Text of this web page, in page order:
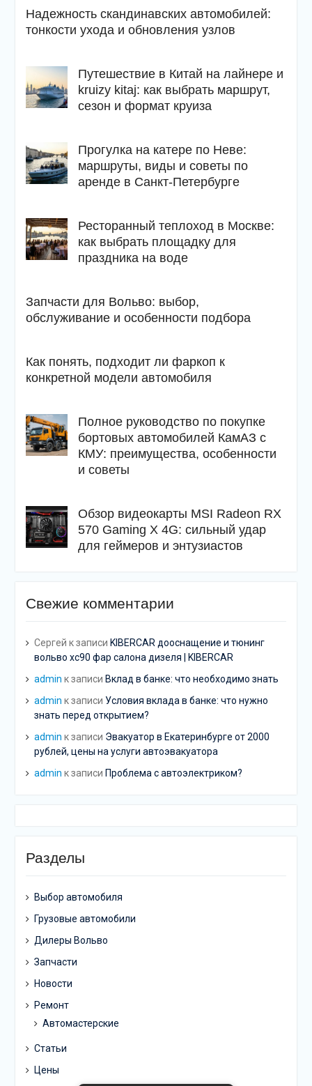
Надежность скандинавских автомобилей:
тонкости ухода и обновления узлов
Путешествие в Китай на лайнере и
kruizy kitaj: как выбрать маршрут,
сезон и формат круиза
Прогулка на катере по Неве:
маршруты, виды и советы по
аренде в Санкт-Петербурге
Ресторанный теплоход в Москве:
как выбрать площадку для
праздника на воде
Запчасти для Вольво: выбор,
обслуживание и особенности подбора
Как понять, подходит ли фаркоп к
конкретной модели автомобиля
Полное руководство по покупке
бортовых автомобилей КамАЗ с
КМУ: преимущества, особенности
и советы
Обзор видеокарты MSI Radeon RX
570 Gaming X 4G: сильный удар
для геймеров и энтузиастов
Свежие комментарии
Сергей к записи KIBERCAR дооснащение и тюнинг
вольво хс90 фар салона дизеля | KIBERCAR
admin к записи Вклад в банке: что необходимо знать
admin к записи Условия вклада в банке: что нужно
знать перед открытием?
admin к записи Эвакуатор в Екатеринбурге от 2000
рублей, цены на услуги автоэвакуатора
admin к записи Проблема с автоэлектриком?
Разделы
Выбор автомобиля
Грузовые автомобили
Дилеры Вольво
Запчасти
Новости
Ремонт
Автомастерские
Статьи
Цены